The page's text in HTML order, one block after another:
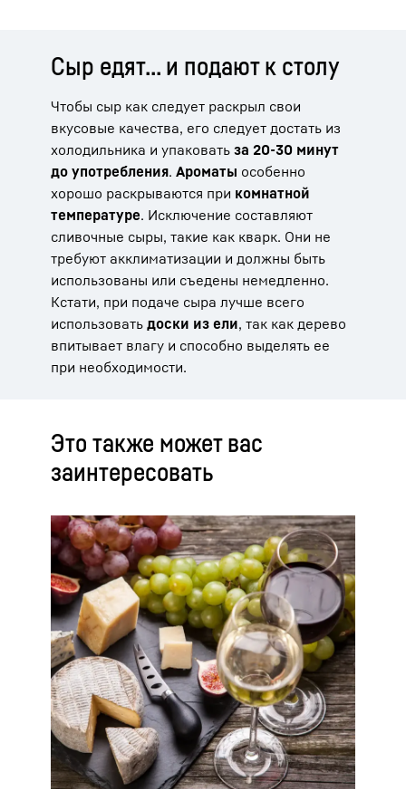
Сыр едят... и подают к столу
Чтобы сыр как следует раскрыл свои
вкусовые качества, его следует достать из
холодильника и упаковать за 20-30 минут
до употребления. Ароматы особенно
хорошо раскрываются при комнатной
температуре. Исключение составляют
сливочные сыры, такие как кварк. Они не
требуют акклиматизации и должны быть
использованы или съедены немедленно.
Кстати, при подаче сыра лучше всего
использовать доски из ели, так как дерево
впитывает влагу и способно выделять ее
при необходимости.
Это также может вас
заинтересовать